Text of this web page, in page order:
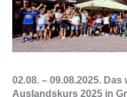
02.08. – 09.08.2025.
Auslandskurs 2025 in